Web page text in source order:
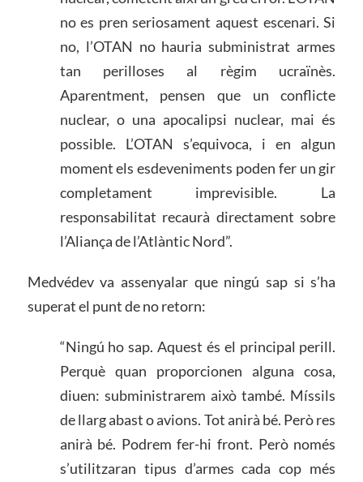
no es pren seriosament aquest escenari. Si
no, l’OTAN no hauria subministrat armes
tan perilloses al règim ucraïnès.
Aparentment, pensen que un conflicte
nuclear, o una apocalipsi nuclear, mai és
possible. L’OTAN s’equivoca, i en algun
moment els esdeveniments poden fer un gir
completament imprevisible. La
responsabilitat recaurà directament sobre
l’Aliança de l’Atlàntic Nord”.
Medvédev va assenyalar que ningú sap si s’ha
superat el punt de no retorn:
“Ningú ho sap. Aquest és el principal perill.
Perquè quan proporcionen alguna cosa,
diuen: subministrarem això també. Míssils
de llarg abast o avions. Tot anirà bé. Però res
anirà bé. Podrem fer-hi front. Però només
s’utilitzaran tipus d’armes cada cop més